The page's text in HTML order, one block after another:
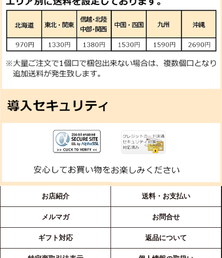
お店紹介 送料・お支払い
メルマガ お問合せ
ギフト対応 返品について